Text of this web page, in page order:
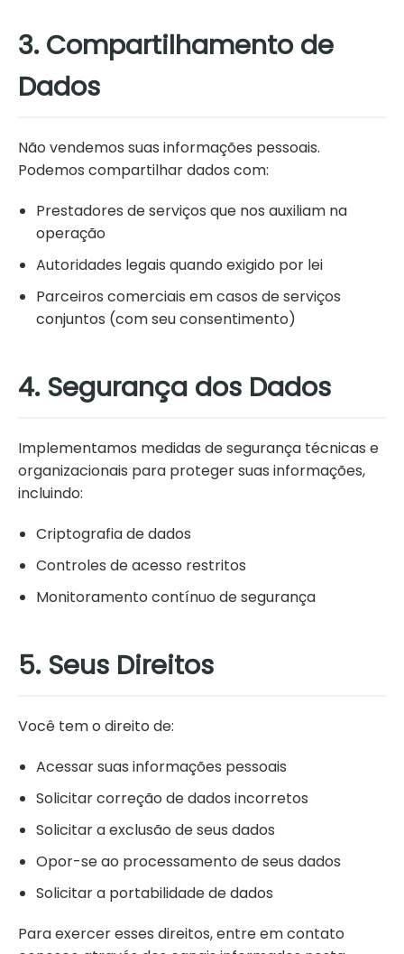
3. Compartilhamento de
Dados
Não vendemos suas informações pessoais.
Podemos compartilhar dados com:
Prestadores de serviços que nos auxiliam na
operação
Autoridades legais quando exigido por lei
Parceiros comerciais em casos de serviços
conjuntos (com seu consentimento)
4. Segurança dos Dados
Implementamos medidas de segurança técnicas e
organizacionais para proteger suas informações,
incluindo:
Criptografia de dados
Controles de acesso restritos
Monitoramento contínuo de segurança
5. Seus Direitos
Você tem o direito de:
Acessar suas informações pessoais
Solicitar correção de dados incorretos
Solicitar a exclusão de seus dados
Opor-se ao processamento de seus dados
Solicitar a portabilidade de dados
Para exercer esses direitos, entre em contato